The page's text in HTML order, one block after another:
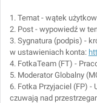
1. Temat - wątek
2. Post - wypowiedź w
3. Sygnatura (podpis) -
w ustawieniach konta:
4. FotkaTeam (FT) -
5. Moderator Globalny
6. Fotka Przyjaciel (FP)
czuwają nad